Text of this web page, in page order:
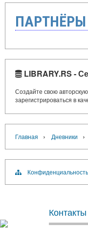
LIBRARY.RS -
Создайте свою
зарегистрироваться в
Главная › Дневники ›
Конфиденциальность